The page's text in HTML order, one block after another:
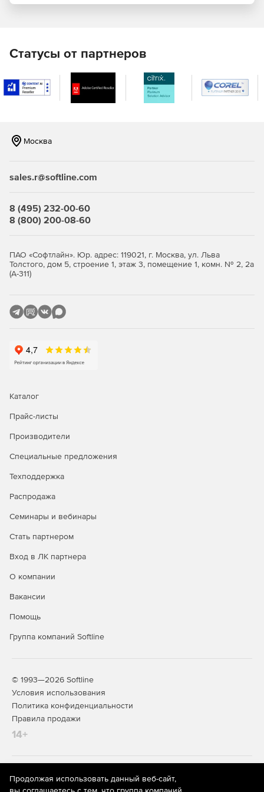
Профессиональные инструменты и службы для
разработки, предназначенные для индивидуальных
разработчиков или небольших групп.
Microsoft Visual Studio Enterprise:
Полный набор инструментов и служб для
проектирования, создания и развертывания сложных
Статусы от партнеров
Москва
sales.r@softline.com
8 (495) 232-00-60
8 (800) 200-08-60
ПАО «Софтлайн». Юр. адрес: 119021, г. Москва, ул. Льва
Толстого, дом 5, строение 1, этаж 3, помещение 1, комн. № 2, 2а
(А-311)
Каталог
Прайс-листы
Производители
Специальные предложения
Техподдержка
Распродажа
Семинары и вебинары
Стать партнером
Вход в ЛК партнера
О компании
Вакансии
Помощь
Группа компаний Softline
© 1993—2026 Softline
Условия использования
Политика конфиденциальности
Правила продажи
14+
На информационном ресурсе store.softline.ru применяются
рекомендательные технологии
(информационные технологии
Продолжая использовать данный веб-сайт,